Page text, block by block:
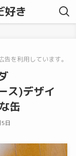
好き
告を利用しています。
ス)デザイ
缶
日